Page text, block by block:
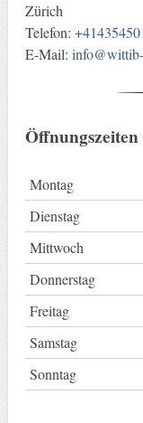
Zürich
Telefon:
E-Mail:
Montag
Dienstag
Mittwoch
Donnerstag
Freitag
Samstag
Sonntag